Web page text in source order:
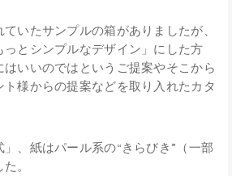
いたサンプルの箱がありましたが、
とシンプルなデザイン」にした方
いいのではというご提案やそこから
様からの提案などを取り入れたカタ
、紙はパール系の“きらびき”（一部
。